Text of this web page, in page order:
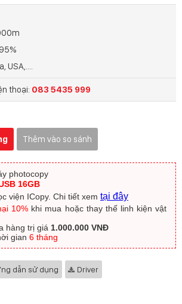
USA,....
thoại: 083 5435 999
Thêm vào so sánh
photocopy
16GB
viện ICopy. Chi tiết xem tại đây
10% khi mua hoặc thay thế linh kiện vật
hàng trị giá 1.000.000 VNĐ
gian 6 tháng
dẫn sử dụng Driver